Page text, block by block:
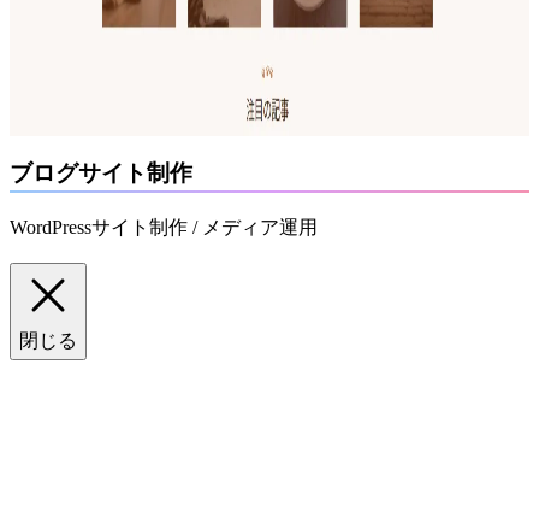
ブログサイト制作
WordPressサイト制作 / メディア運用
閉じる